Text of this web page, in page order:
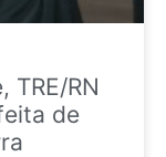
TRE/RN
de